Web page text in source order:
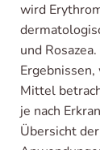
wird
und
Mittel
je nach
Übersicht